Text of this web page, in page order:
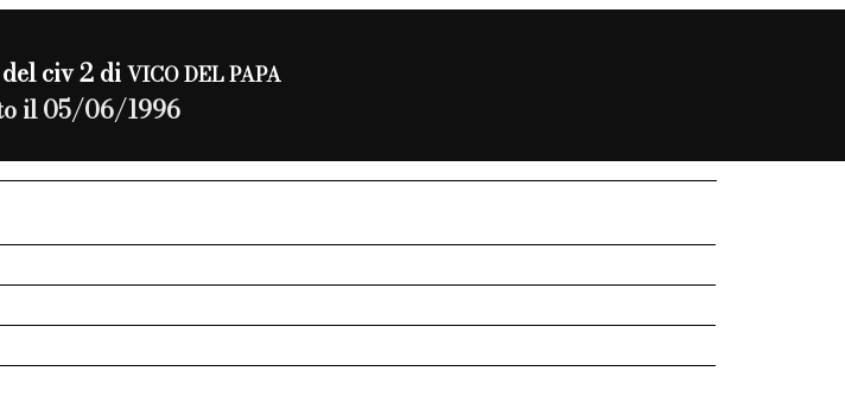
civ 2 diVICO DEL PAPA
il 05/06/1996